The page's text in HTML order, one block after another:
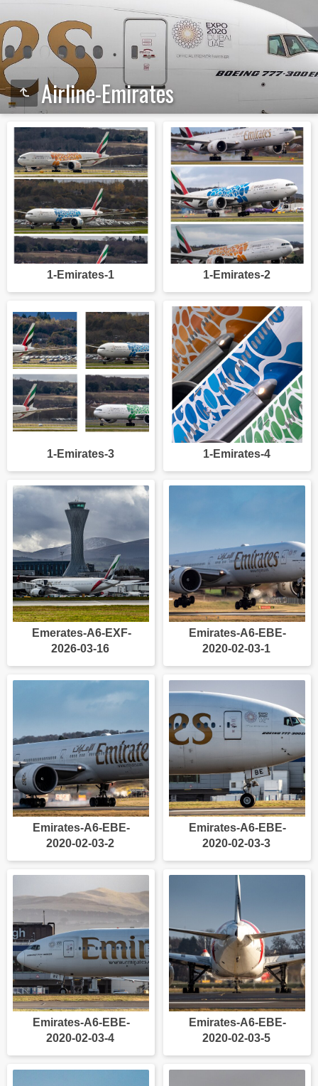
Airline-Emirates
1-Emirates-1 1-Emirates-2
1-Emirates-3 1-Emirates-4
Emerates-A6-EXF-
2026-03-16
Emirates-A6-EBE-
2020-02-03-1
Emirates-A6-EBE-
2020-02-03-2
Emirates-A6-EBE-
2020-02-03-3
Emirates-A6-EBE-
2020-02-03-4
Emirates-A6-EBE-
2020-02-03-5